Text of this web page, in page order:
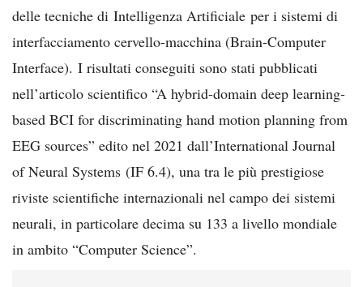
delle tecniche di Intelligenza Artificiale per i sistemi di
interfacciamento cervello-macchina (Brain-Computer
Interface). I risultati conseguiti sono stati pubblicati
nell’articolo scientifico “A hybrid-domain deep learning-
based BCI for discriminating hand motion planning from
EEG sources” edito nel 2021 dall’International Journal
of Neural Systems (IF 6.4), una tra le più prestigiose
riviste scientifiche internazionali nel campo dei sistemi
neurali, in particolare decima su 133 a livello mondiale
in ambito “Computer Science”.